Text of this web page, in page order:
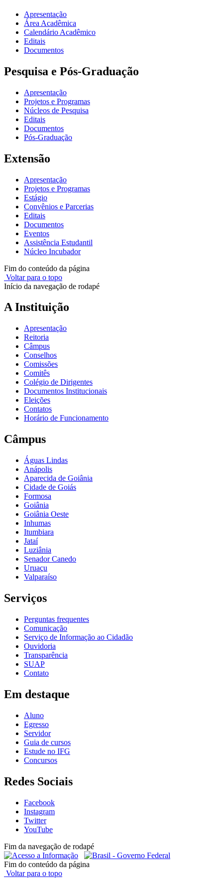
Apresentação
Área Acadêmica
Calendário Acadêmico
Editais
Documentos
Pesquisa e Pós-Graduação
Apresentação
Projetos e Programas
Núcleos de Pesquisa
Editais
Documentos
Pós-Graduação
Extensão
Apresentação
Projetos e Programas
Estágio
Convênios e Parcerias
Editais
Documentos
Eventos
Assistência Estudantil
Núcleo Incubador
Fim do conteúdo da página
Voltar para o topo
Início da navegação de rodapé
A Instituição
Apresentação
Reitoria
Câmpus
Conselhos
Comissões
Comitês
Colégio de Dirigentes
Documentos Institucionais
Eleições
Contatos
Horário de Funcionamento
Câmpus
Águas Lindas
Anápolis
Aparecida de Goiânia
Cidade de Goiás
Formosa
Goiânia
Goiânia Oeste
Inhumas
Itumbiara
Jataí
Luziânia
Senador Canedo
Uruaçu
Valparaíso
Serviços
Perguntas frequentes
Comunicação
Serviço de Informação ao Cidadão
Ouvidoria
Transparência
SUAP
Contato
Em destaque
Aluno
Egresso
Servidor
Guia de cursos
Estude no IFG
Concursos
Redes Sociais
Facebook
Instagram
Twitter
YouTube
Fim da navegação de rodapé
Fim do conteúdo da página
Voltar para o topo